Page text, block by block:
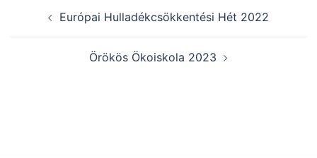
navigationEurópai Hulladékcsökkentési Hét 2022
Örökös Ökoiskola 2023